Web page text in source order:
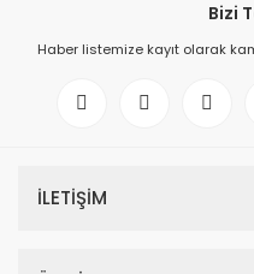
Bizi
Haber listemize kayıt olarak
İLETİŞİM